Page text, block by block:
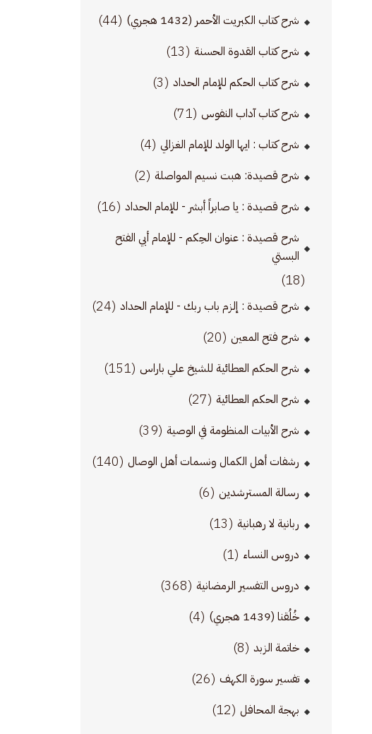
شرح كتاب الكبريت الأحمر (1432 هجري) (44)
شرح كتاب القدوة الحسنة (13)
شرح كتاب الحكم للإمام الحداد (3)
شرح كتاب آداب النفوس (71)
شرح كتاب : ايها الولد للإمام الغزالي (4)
شرح قصيدة: هبت نسيم المواصلة (2)
شرح قصيدة : يا صابراً أبشر - للإمام الحداد (16)
شرح قصيدة : عنوان الحِكم - للإمام أبي الفتح
البستي
(18)
شرح قصيدة : إلزم باب ربك - للإمام الحداد (24)
شرح فتح المعين (20)
شرح الحكم العطائية للشيخ علي باراس (151)
شرح الحكم العطائية (27)
شرح الأبيات المنظومة في الوصية (39)
رشفات أهل الكمال ونسمات أهل الوصال (140)
رسالة المسترشدين (6)
ربانية لا رهبانية (13)
دروس النساء (1)
دروس التفسير الرمضانية (368)
خُلُقنا (1439 هجري) (4)
خاتمة الزبد (8)
تفسير سورة الكهف (26)
بهجة المحافل (12)